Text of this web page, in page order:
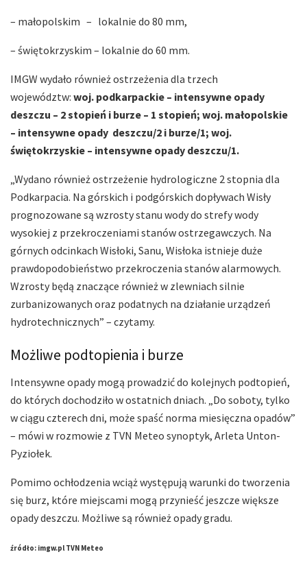
– małopolskim – lokalnie do 80 mm,
– świętokrzyskim – lokalnie do 60 mm.
IMGW wydało również ostrzeżenia dla trzech
województw: woj. podkarpackie – intensywne opady
deszczu – 2 stopień i burze – 1 stopień; woj. małopolskie
– intensywne opady deszczu/2 i burze/1; woj.
świętokrzyskie – intensywne opady deszczu/1.
„Wydano również ostrzeżenie hydrologiczne 2 stopnia dla
Podkarpacia. Na górskich i podgórskich dopływach Wisły
prognozowane są wzrosty stanu wody do strefy wody
wysokiej z przekroczeniami stanów ostrzegawczych. Na
górnych odcinkach Wisłoki, Sanu, Wisłoka istnieje duże
prawdopodobieństwo przekroczenia stanów alarmowych.
Wzrosty będą znaczące również w zlewniach silnie
zurbanizowanych oraz podatnych na działanie urządzeń
hydrotechnicznych” – czytamy.
Możliwe podtopienia i burze
Intensywne opady mogą prowadzić do kolejnych podtopień,
do których dochodziło w ostatnich dniach. „Do soboty, tylko
w ciągu czterech dni, może spaść norma miesięczna opadów”
– mówi w rozmowie z TVN Meteo synoptyk, Arleta Unton-
Pyziołek.
Pomimo ochłodzenia wciąż występują warunki do tworzenia
się burz, które miejscami mogą przynieść jeszcze większe
opady deszczu. Możliwe są również opady gradu.
źródło: imgw.pl TVN Meteo